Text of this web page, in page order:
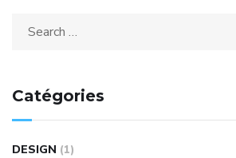
Catégories
DESIGN (1)